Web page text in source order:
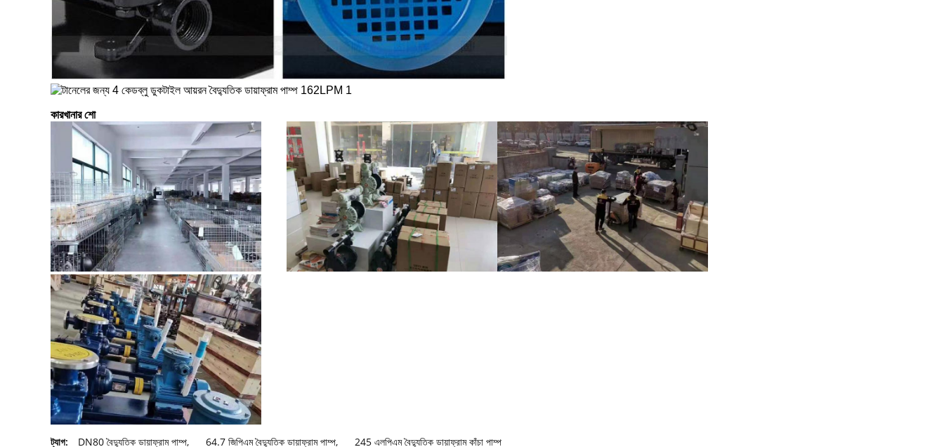
কারখানার শো
ট্যাগ: DN80 বৈদ্যুতিক ডায়াফ্রাম পাম্প, 64.7 জিপিএম বৈদ্যুতিক ডায়াফ্রাম পাম্প, 245 এলপিএম বৈদ্যুতিক ডায়াফ্রাম কাঁচা পাম্প